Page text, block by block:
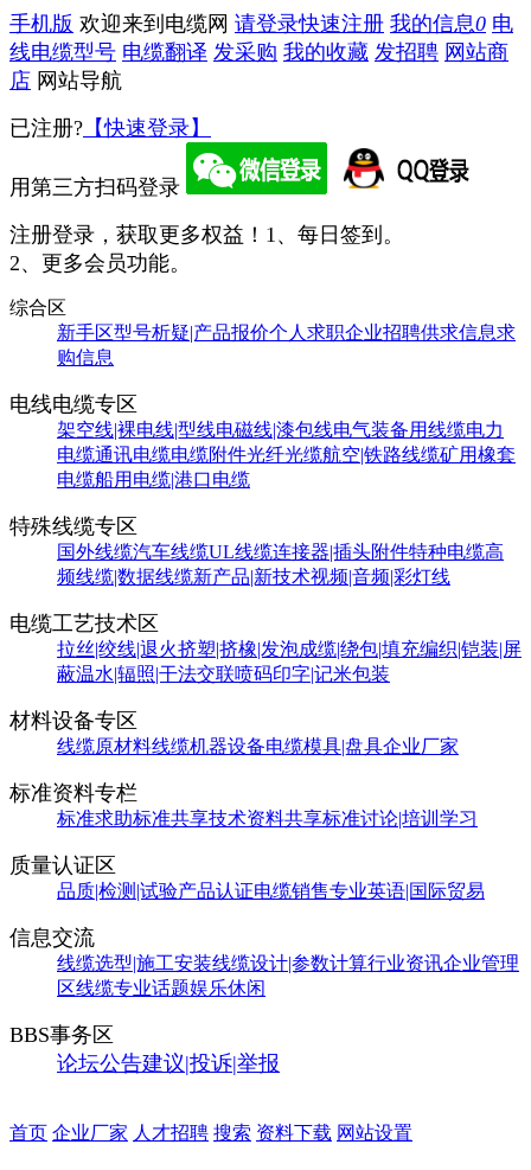
手机版 欢迎来到电缆网 请登录快速注册 我的信息0 电
线电缆型号 电缆翻译 发采购 我的收藏 发招聘 网站商
店 网站导航
已注册? 【快速登录】
用第三方扫码登录
注册登录，获取更多权益！ 1、每日签到。
2、更多会员功能。
综合区
新手区型号析疑|产品报价个人求职企业招聘供求信息求
购信息
电线电缆专区
架空线|裸电线|型线电磁线|漆包线电气装备用线缆电力
电缆通讯电缆电缆附件光纤光缆航空|铁路线缆矿用橡套
电缆船用电缆|港口电缆
特殊线缆专区
国外线缆汽车线缆UL线缆连接器|插头附件特种电缆高
频线缆|数据线缆新产品|新技术视频|音频|彩灯线
电缆工艺技术区
拉丝|绞线|退火挤塑|挤橡|发泡成缆|绕包|填充编织|铠装|屏
蔽温水|辐照|干法交联喷码印字|记米包装
材料设备专区
线缆原材料线缆机器设备电缆模具|盘具企业厂家
标准资料专栏
标准求助标准共享技术资料共享标准讨论|培训学习
质量认证区
品质|检测|试验产品认证电缆销售专业英语|国际贸易
信息交流
线缆选型|施工安装线缆设计|参数计算行业资讯企业管理
区线缆专业话题娱乐休闲
BBS事务区
论坛公告建议|投诉|举报
首页 企业厂家 人才招聘 搜索 资料下载 网站设置